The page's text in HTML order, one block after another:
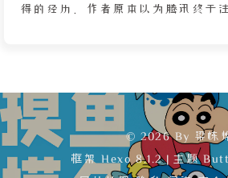
得的经历。作者原本以为腾讯终于
人。作者试图联系腾讯客服却遭遇
尴尬，进而推测该诈骗检测功能大
其判断逻辑极为简单粗暴——只检测
含“收到”二字。作者指出，自己的
© 2026 By 梁栋
框架Hexo 8.1.2 | 主题